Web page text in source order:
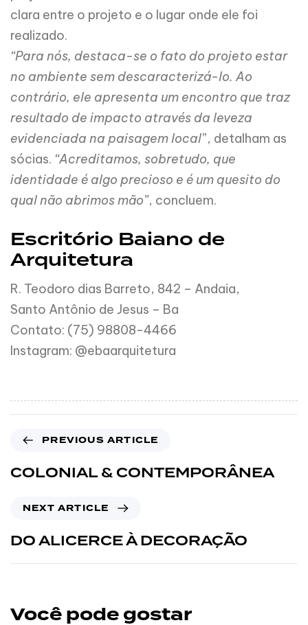
clara entre o projeto e o lugar onde ele foi
realizado.
“Para nós, destaca-se o fato do projeto estar
no ambiente sem descaracterizá-lo. Ao
contrário, ele apresenta um encontro que traz
resultado de impacto através da leveza
evidenciada na paisagem local”, detalham as
sócias. “Acreditamos, sobretudo, que
identidade é algo precioso e é um quesito do
qual não abrimos mão”, concluem.
Escritório Baiano de
Arquitetura
R. Teodoro dias Barreto, 842 – Andaia,
Santo Antônio de Jesus – Ba
Contato: (75) 98808-4466
Instagram: @ebaarquitetura
PREVIOUS ARTICLE
COLONIAL & CONTEMPORÂNEA
NEXT ARTICLE
DO ALICERCE À DECORAÇÃO
Você pode gostar